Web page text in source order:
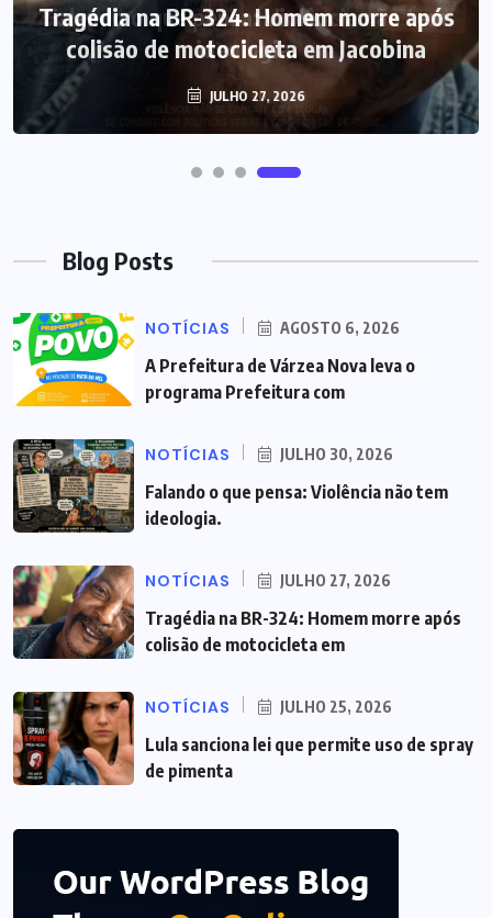
Tragédia na BR-324: Homem morre após
colisão de motocicleta em Jacobina
JULHO 27, 2026
Blog Posts
NOTÍCIAS AGOSTO 6, 2026
A Prefeitura de Várzea Nova leva o
programa Prefeitura com
NOTÍCIAS JULHO 30, 2026
Falando o que pensa: Violência não tem
ideologia.
NOTÍCIAS JULHO 27, 2026
Tragédia na BR-324: Homem morre após
colisão de motocicleta em
NOTÍCIAS JULHO 25, 2026
Lula sanciona lei que permite uso de spray
de pimenta